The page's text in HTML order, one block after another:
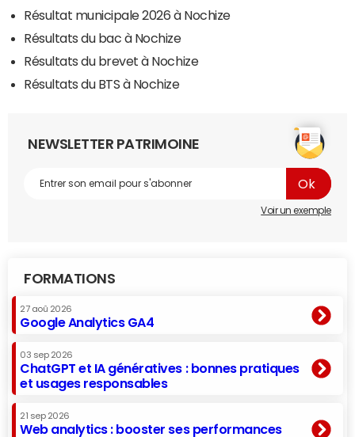
Résultat municipale 2026 à Nochize
Résultats du bac à Nochize
Résultats du brevet à Nochize
Résultats du BTS à Nochize
NEWSLETTER PATRIMOINE
Voir un exemple
FORMATIONS
27 aoû 2026
Google Analytics GA4
03 sep 2026
ChatGPT et IA génératives : bonnes pratiques
et usages responsables
21 sep 2026
Web analytics : booster ses performances